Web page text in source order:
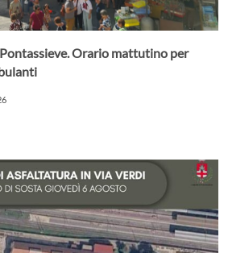
Orario mattutino per